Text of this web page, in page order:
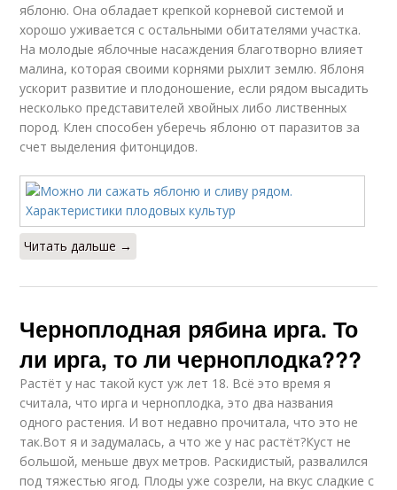
яблоню. Она обладает крепкой корневой системой и
хорошо уживается с остальными обитателями участка.
На молодые яблочные насаждения благотворно влияет
малина, которая своими корнями рыхлит землю. Яблоня
ускорит развитие и плодоношение, если рядом высадить
несколько представителей хвойных либо лиственных
пород. Клен способен уберечь яблоню от паразитов за
счет выделения фитонцидов.
Читать дальше →
Черноплодная рябина ирга. То
ли ирга, то ли черноплодка???
Растёт у нас такой куст уж лет 18. Всё это время я
считала, что ирга и черноплодка, это два названия
одного растения. И вот недавно прочитала, что это не
так.Вот я и задумалась, а что же у нас растёт?Куст не
большой, меньше двух метров. Раскидистый, развалился
под тяжестью ягод. Плоды уже созрели, на вкус сладкие с